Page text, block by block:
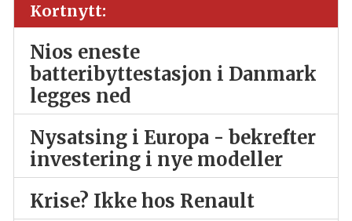
Kortnytt:
Nios eneste
batteribyttestasjon i Danmark
legges ned
Nysatsing i Europa - bekrefter
investering i nye modeller
Krise? Ikke hos Renault